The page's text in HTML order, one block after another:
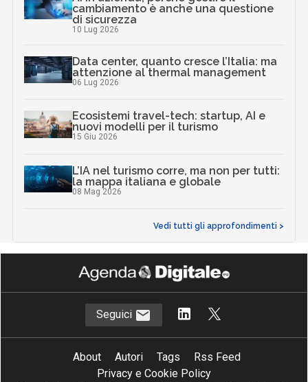
cambiamento è anche una questione
di sicurezza
10 Lug 2026
Data center, quanto cresce l’Italia: ma
attenzione al thermal management
06 Lug 2026
Ecosistemi travel-tech: startup, AI e
nuovi modelli per il turismo
15 Giu 2026
L’IA nel turismo corre, ma non per tutti:
la mappa italiana e globale
08 Mag 2026
Vedi tutti gli approfondimenti >
Seguici
About Autori Tags
Rss Feed
Privacy e Cookie Policy